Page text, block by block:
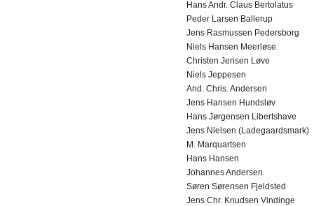
Hans Andr. Claus Bertolatus
Peder Larsen Ballerup
Jens Rasmussen Pedersborg
Niels Hansen Meerløse
Christen Jensen Løve
Niels Jeppesen
And. Chris. Andersen
Jens Hansen Hundsløv
Hans Jørgensen Libertshave
Jens Nielsen (Ladegaardsmark)
M. Marquartsen
Hans Hansen
Johannes Andersen
Søren Sørensen Fjeldsted
Jens Chr. Knudsen Vindinge